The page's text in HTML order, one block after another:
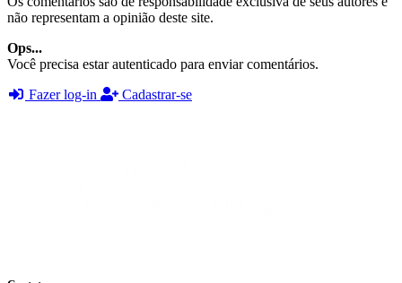
não representam a opinião deste site.
Ops...
Você precisa estar autenticado para enviar comentários.
Fazer log-in
Cadastrar-se